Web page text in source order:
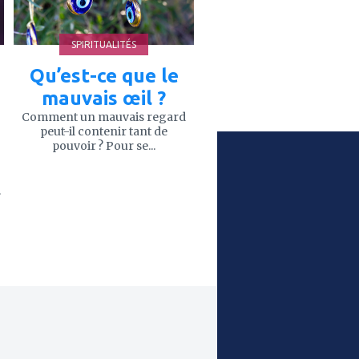
SPIRITUALITÉS
Qu’est-ce que le
mauvais œil ?
Comment un mauvais regard
peut-il contenir tant de
pouvoir ? Pour se...